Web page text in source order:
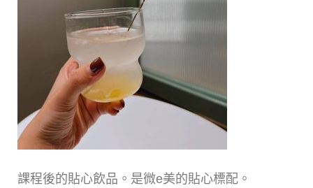
課程後的貼心飲品。是微e美的貼心標配。